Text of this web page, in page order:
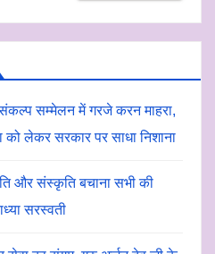
संकल्प सम्मेलन में गरजे करन माहरा,
को लेकर सरकार पर साधा निशाना
और संस्कृति बचाना सभी की
सरस्वती